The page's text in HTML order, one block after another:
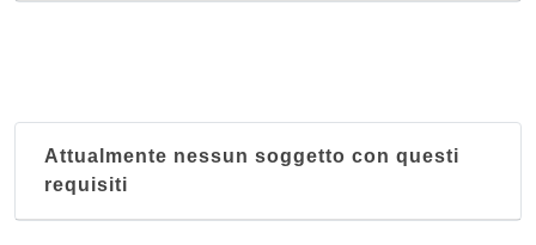
Attualmente nessun soggetto con questi
requisiti